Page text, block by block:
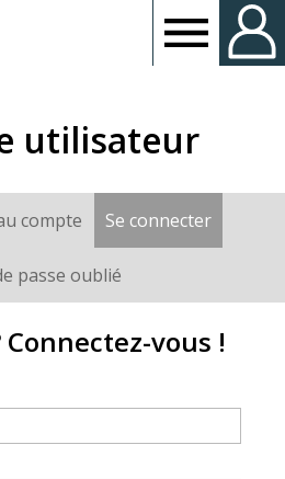
utilisateur
compte Se connecter(onglet
passe oublié
vous !